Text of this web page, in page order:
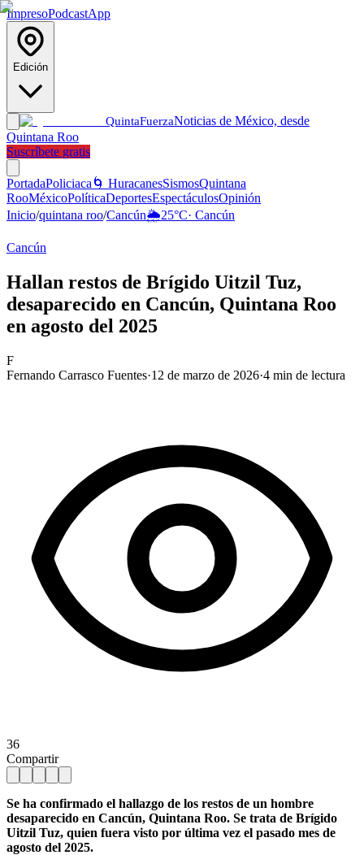
ImpresoPodcastApp
Edición
QuintaFuerzaNoticias de México, desde
Quintana Roo
Suscríbete gratis
PortadaPoliciaca 🌀 HuracanesSismosQuintana
RooMéxicoPolíticaDeportesEspectáculosOpinión
Inicio/quintana roo/Cancún🌦️25°C· Cancún
Cancún
Hallan restos de Brígido Uitzil Tuz,
desaparecido en Cancún, Quintana Roo
en agosto del 2025
F
Fernando Carrasco Fuentes·12 de marzo de 2026·4 min de lectura
36
Compartir
Se ha confirmado el hallazgo de los restos de un hombre
desaparecido en Cancún, Quintana Roo. Se trata de Brígido
Uitzil Tuz, quien fuera visto por última vez el pasado mes de
agosto del 2025.